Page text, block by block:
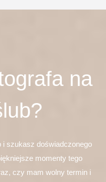
na
szukasz doświadczonego
momenty tego
czy mam wolny termin i